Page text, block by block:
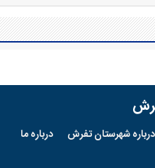
درباره شهرستان تفرش درباره ما